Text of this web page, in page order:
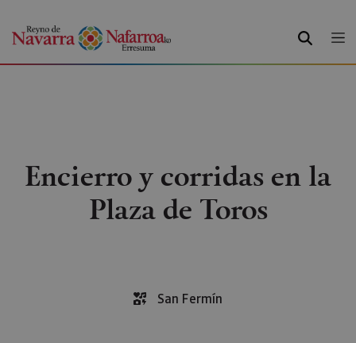
BUSCAR
Encierro y corridas en la
Plaza de Toros
San Fermín